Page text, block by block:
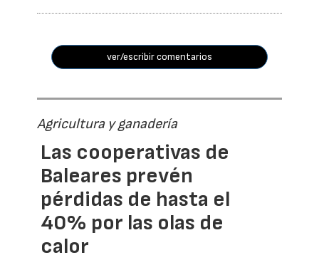
ver/escribir comentarios
Agricultura y ganadería
Las cooperativas de
Baleares prevén
pérdidas de hasta el
40% por las olas de
calor